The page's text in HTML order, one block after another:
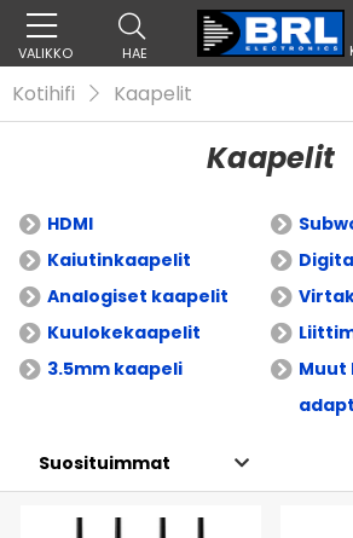
VALIKKO HAE
Kotihifi Kaapelit
Kaapelit
HDMI
Kaiutinkaapelit
Analogiset kaapelit
Kuulokekaapelit
3.5mm kaapeli
Muut